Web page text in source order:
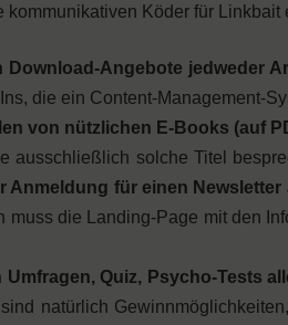
kommunikativen Köder für Linkbait
Download-Angebote jedweder
die ein Content-Management-
von nützlichen E-Books (auf
ausschließlich solche Titel
Anmeldung für einen Newsletter
muss die Landing-Page mit den
Umfragen, Quiz, Psycho-Tests
natürlich